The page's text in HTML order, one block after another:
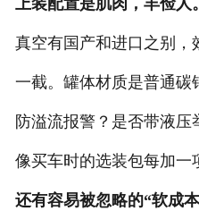
上装配置是肌肉，丰俭人。
真空有国产和进口之别，
一截。罐体材质是普通碳
防溢流报警？是否带液
像买车时的选装包每加一
还有容易被忽略的“软成